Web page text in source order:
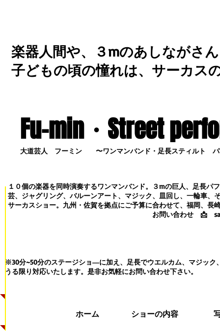
楽器人間や、３mのあしながさ
子どもの頃の憧れは、サーカス
Fu-min・Street
大道芸人 フーミン 〜ワンマンバンド・足長スティルト パ
１０個の楽器を同時演奏するワンマンバンド。３mの巨人、足長パ
芸、ジャグリング、バルーンアート、マジック、皿回し、一輪車、
サーカスショー。九州・佐賀を拠点にご予算に合わせて、福岡、長
お問い合わせ 📩
※30分~50分のステージショ―に加え、足長でウエルカム、マジック
うる限り対応いたします。 是非お気軽にお問い合わせ下さい。
ホーム ショーの内容